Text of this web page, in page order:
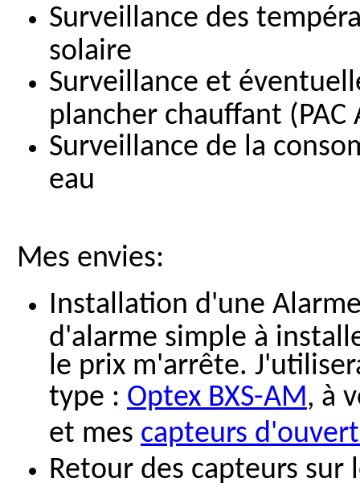
Surveillance des
solaire
Surveillance et
plancher chauffant (PAC
Surveillance de la
eau
Mes envies:
Installation d'une
d'alarme simple à
le prix m'arrête.
type : Optex BXS-AM, à
et mes capteurs
Retour des capteurs sur